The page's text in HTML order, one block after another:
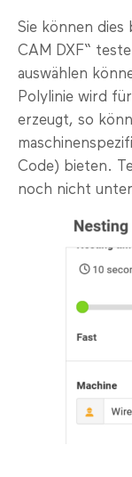
Sie können dies
CAM DXF“
auswählen
Polylinie wird
erzeugt, so
Code) bieten.
noch nicht